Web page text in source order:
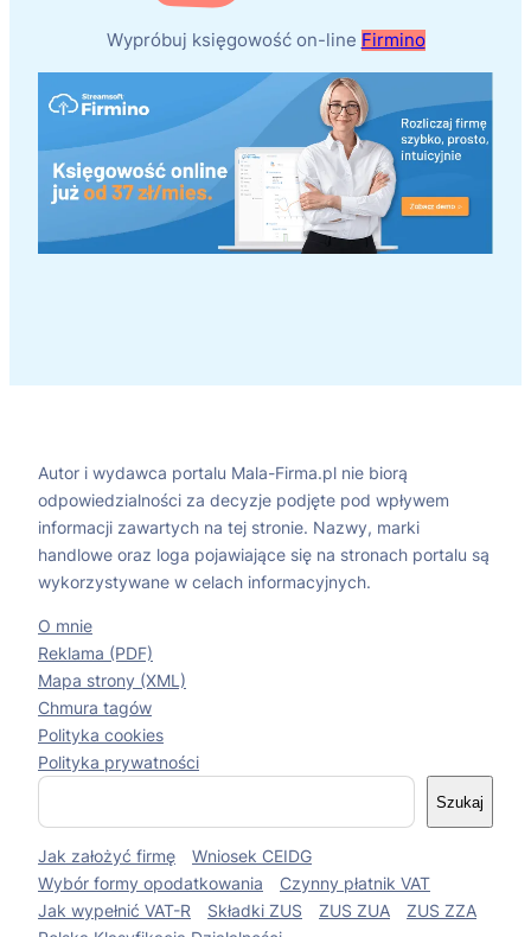
Wypróbuj księgowość on-line Firmino
Autor i wydawca portalu Mala-Firma.pl nie biorą
odpowiedzialności za decyzje podjęte pod wpływem
informacji zawartych na tej stronie. Nazwy, marki
handlowe oraz loga pojawiające się na stronach portalu są
wykorzystywane w celach informacyjnych.
O mnie
Reklama (PDF)
Mapa strony (XML)
Chmura tagów
Polityka cookies
Polityka prywatności
S
k
a
Szukaj
Jak założyć firmę
Wniosek CEIDG
Wybór formy opodatkowania
Czynny płatnik VAT
Jak wypełnić VAT-R
Składki ZUS ZUS ZUA
ZUS ZZA